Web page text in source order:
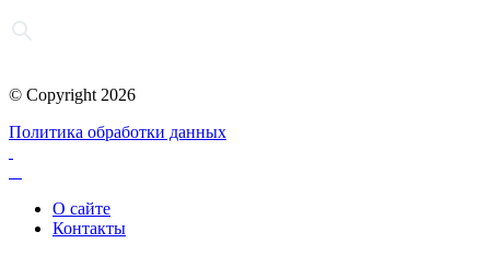
© Copyright 2026
Политика обработки данных
О сайте
Контакты